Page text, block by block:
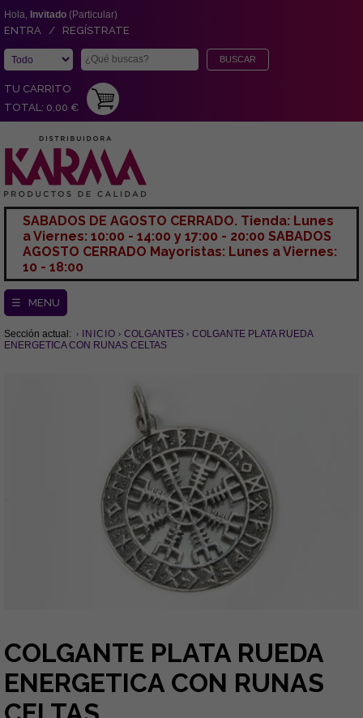
Hola, Invitado (Particular)
ENTRA / REGÍSTRATE
TU CARRITO
TOTAL: 0,00 €
SABADOS DE AGOSTO CERRADO. Tienda: Lunes
a Viernes: 10:00 - 14:00 y 17:00 - 20:00 SABADOS
AGOSTO CERRADO Mayoristas: Lunes a Viernes:
10 - 18:00
☰ MENU
Sección actual: INICIO COLGANTES
COLGANTE PLATA RUEDA
ENERGETICA CON RUNAS CELTAS
COLGANTE PLATA RUEDA
ENERGETICA CON RUNAS